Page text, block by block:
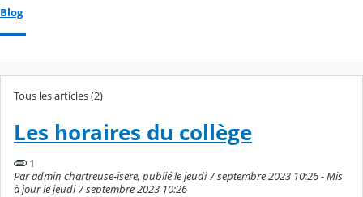
Blog
Tous les articles (2)
Les horaires du collège
1
Par admin chartreuse-isere, publié le jeudi 7 septembre 2023 10:26 - Mis
à jour le jeudi 7 septembre 2023 10:26